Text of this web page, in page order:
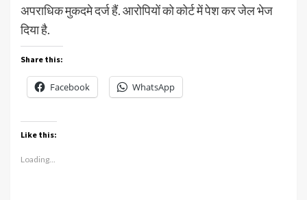
अपराधिक मुकदमे दर्ज हैं. आरोपियों को कोर्ट में पेश कर जेल भेज
दिया है.
Share this:
Facebook WhatsApp
Like this:
Loading...